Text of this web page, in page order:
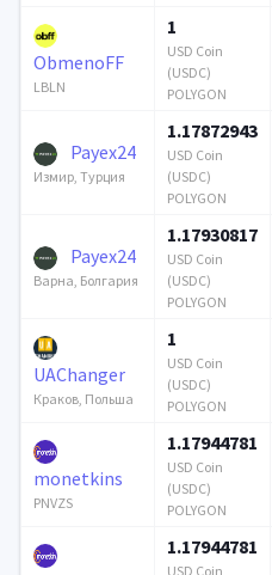
ObmenoFF
LBLN
1
USD Coin
(USDC)
POLYGON
Payex24
Измир, Турция
1.17872943
USD Coin
(USDC)
POLYGON
Payex24
Варна, Болгария
1.17930817
USD Coin
(USDC)
POLYGON
UAChanger
Краков, Польша
1
USD Coin
(USDC)
POLYGON
monetkins
PNVZS
1.17944781
USD Coin
(USDC)
POLYGON
1.17944781
USD Coin